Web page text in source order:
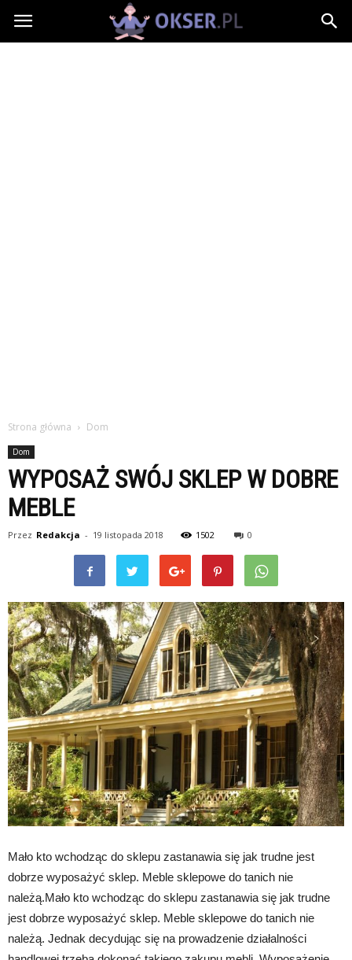
Okser.pl
Strona główna Dom
Dom
WYPOSAŻ SWÓJ SKLEP W DOBRE
MEBLE
Przez Redakcja - 19 listopada 2018 1502 0
Mało kto wchodząc do sklepu zastanawia się jak trudne jest
dobrze wyposażyć sklep. Meble sklepowe do tanich nie
należą.Mało kto wchodząc do sklepu zastanawia się jak trudne
jest dobrze wyposażyć sklep. Meble sklepowe do tanich nie
należą. Jednak decydując się na prowadzenie działalności